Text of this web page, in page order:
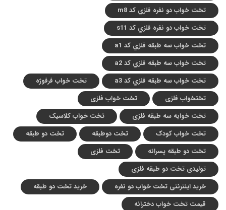
تخت خواب دو نفره فلزي کد m8
تخت خواب دو نفره فلزي کد s11
تخت خواب سه طبقه فلزي کد a1
تخت خواب سه طبقه فلزي کد a2
تخت خواب سه طبقه فلزي کد a3
تخت خواب فرفوژه
تختخواب فلزی
تخت خواب فلزی
تخت خوابه سه طبقه فلزی
تخت خواب کلاسیک
تخت خواب کودک
تخت دوطبقه
تخت دو طبقه
تخت دو طبقه پسرانه
تخت فلزی
تولیدی تخت دو طبقه فلزی
خرید اینترنتی تخت خواب دو نفره
خرید تخت دو طبقه
قیمت تخت خواب دخترانه